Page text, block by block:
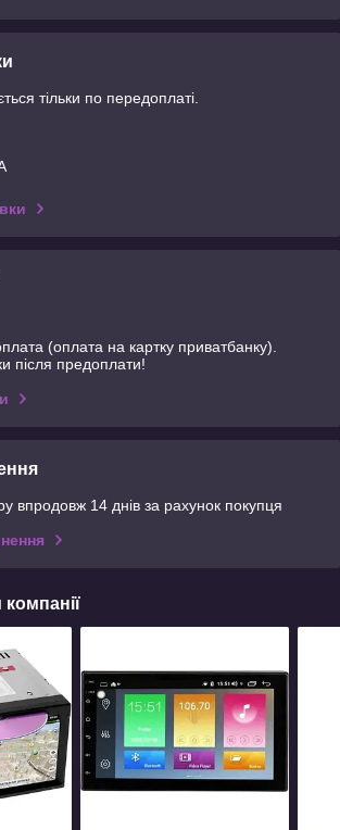
тільки по передоплаті.
(оплата на картку приватбанку).
після предоплати!
впродовж 14 днів за рахунок покупця
компанії